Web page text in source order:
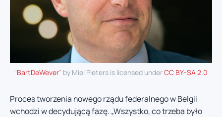
"BartDeWever" by Miel Pieters is licensed underCC BY-SA 2.0
Proces tworzenia nowego rządu federalnego w Belgii
wchodzi w decydującą fazę. „Wszystko, co trzeba było